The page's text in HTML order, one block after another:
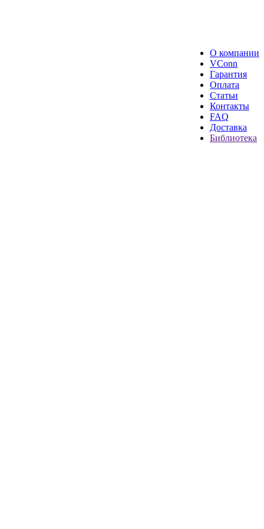
О компании
VConn
Гарантия
Оплата
Статьи
Контакты
FAQ
Доставка
Библиотека